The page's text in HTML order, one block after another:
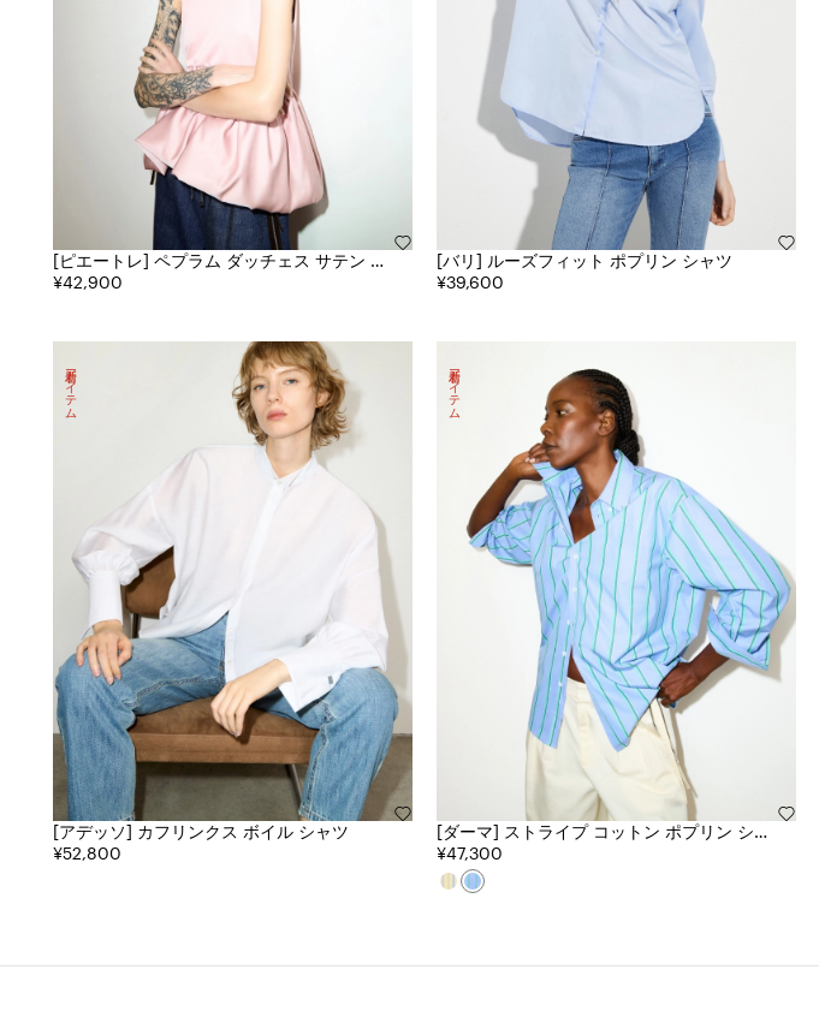
[ピエートレ] ペプラム ダッチェス サテン ト
ップ
¥42,900
[バリ] ルーズフィット ポプリン シャツ
¥39,600
[アデッソ] カフリンクス ボイル シャツ
¥52,800
新着アイテム
[ダーマ] ストライプ コットン ポプリン シャ
ツ
¥47,300
新着アイテム